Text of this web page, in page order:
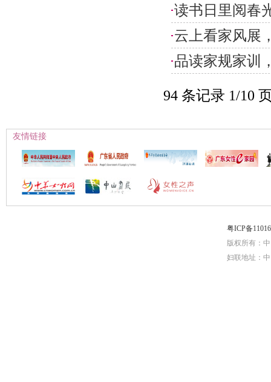
读书日里阅春
云上看家风展
品读家规家训
94 条记录 1/10
友情链接
粤ICP备
版权所有：
妇联地址：